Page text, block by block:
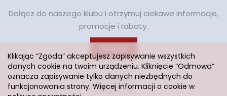
Dołącz do naszego klubu i otrzymuj ciekawe informacje,
promocje i rabaty.
Klikając “Zgoda” akceptujesz zapisywanie wszystkich
danych cookie na twoim urządzeniu. Kliknięcie “Odmowa”
oznacza zapisywanie tylko danych niezbędnych do
funkcjonowania strony. Więcej informacji o cookie w